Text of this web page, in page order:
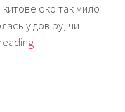
око так мило
у довіру, чи
Читаємо